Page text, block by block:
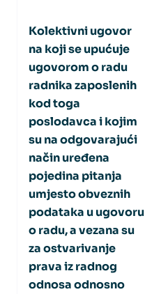
Kolektivni ugovor
na koji se upućuje
ugovorom o radu
radnika zaposlenih
kod toga
poslodavca i kojim
su na odgovarajući
način uređena
pojedina pitanja
umjesto obveznih
podataka u ugovoru
o radu, a vezana su
za ostvarivanje
prava iz radnog
odnosa odnosno